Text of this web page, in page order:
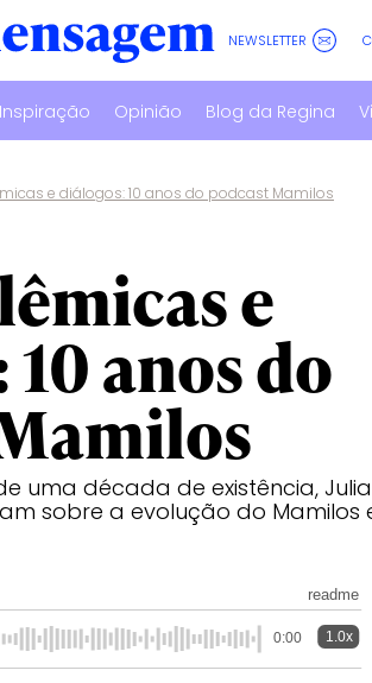
NEWSLETTER
Inspiração Opinião Blog da Regina
e diálogos: 10 anos do podcast Mamilos
e
anos do
uma década de existência,
sobre a evolução do Mamilos
readme
0:00 1.0x